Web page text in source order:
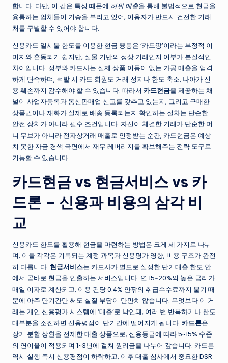
합니다. 다만, 이 같은 특성 때문에 허위 매출을 통해 불법적으로 현금을
융통하는 업체들이 기승을 부리고 있어, 이용자가 반드시 건전한 거래
처를 구별할 수 있어야 합니다.
신용카드 일시불 한도를 이용한 현금 융통은 ‘카드깡’이라는 부정적 이
미지와 혼동되기 쉽지만, 실물 기반의 정상 거래인지 여부가 본질적인
차이입니다. 정부와 카드사는 실제 상품 이동이 없는 가공 매출을 엄격
하게 단속하며, 적발 시 카드 회원도 거래 정지나 한도 축소, 나아가 신
용 훼손까지 감수해야 할 수 있습니다. 따라서 카드현금을 제공하는 채
널이 사업자등록과 통신판매업 신고를 갖추고 있는지, 그리고 구매한
상품권이나 재화가 실제로 배송·등록되는지 확인하는 절차는 단순한
안전 장치가 아니라 필수 조건입니다. 자신이 체결한 거래가 단순한 머
니 무브가 아니라 전자상거래 매출로 인정받는 순간, 카드현금은 예상
치 못한 자금 경색 국면에서 재무 레버리지를 확보해주는 전략 도구로
기능할 수 있습니다.
카드현금 vs 현금서비스 vs 카
드론 – 신용과 비용의 삼각 비
교
신용카드 한도를 활용해 현금을 마련하는 방법은 크게 세 가지로 나뉘
며, 이들 각각은 기록되는 계정 과목과 신용평가 영향, 비용 구조가 완전
히 다릅니다. 현금서비스는 카드사가 별도로 설정한 단기대출 한도 안
에서 곧바로 현금을 인출하는 서비스입니다. 연 15~20%의 높은 금리가
매일 이자로 계산되고, 이용 건당 0.4% 안팎의 취급수수료까지 붙기 때
문에 아주 단기간만 써도 실질 부담이 만만치 않습니다. 무엇보다 이 거
래는 개인 신용평가 시스템에 ‘대출’로 낙인돼, 여러 번 반복하거나 한도
대부분을 소진하면 신용평점이 단기간에 떨어지게 됩니다. 카드론은
장기 분할 상환을 전제한 대출 상품으로, 신용등급에 따라 5~15% 수준
의 연이율이 적용되며 1~3년에 걸쳐 원리금을 나누어 갚습니다. 카드론
역시 실행 즉시 신용평점이 하락하고, 이후 대출 심사에서 중요한 DSR